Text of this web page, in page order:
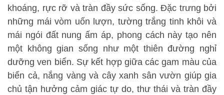
khoáng, rực rỡ và tràn đầy sức sống. Đặc trưng bởi
những mái vòm uốn lượn, tường trắng tinh khôi và
mái ngói đất nung ấm áp, phong cách này tạo nên
một không gian sống như một thiên đường nghỉ
dưỡng ven biển. Sự kết hợp giữa các gam màu của
biển cả, nắng vàng và cây xanh sân vườn giúp gia
chủ tận hưởng cảm giác tự do, thư thái và tràn đầy